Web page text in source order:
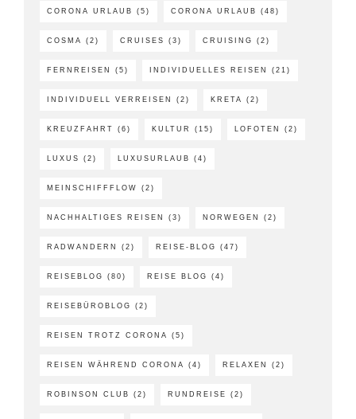
CORONA URLAUB (5) CORONA URLAUB (48)
COSMA (2) CRUISES (3) CRUISING (2)
FERNREISEN (5) INDIVIDUELLES REISEN (21)
INDIVIDUELL VERREISEN (2) KRETA (2)
KREUZFAHRT (6) KULTUR (15) LOFOTEN (2)
LUXUS (2) LUXUSURLAUB (4)
MEINSCHIFFFLOW (2)
NACHHALTIGES REISEN (3) NORWEGEN (2)
RADWANDERN (2) REISE-BLOG (47)
REISEBLOG (80) REISE BLOG (4)
REISEBÜROBLOG (2)
REISEN TROTZ CORONA (5)
REISEN WÄHREND CORONA (4) RELAXEN (2)
ROBINSON CLUB (2) RUNDREISE (2)